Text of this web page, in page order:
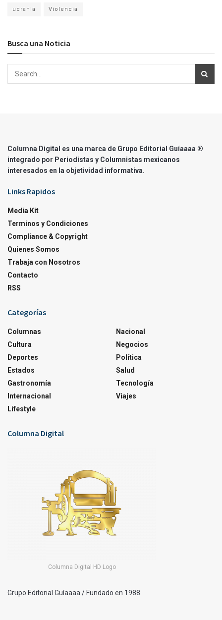
ucrania Violencia
Busca una Noticia
Columna Digital es una marca de Grupo Editorial Guíaaaa ®
integrado por Periodistas y Columnistas mexicanos
interesados en la objetividad informativa.
Links Rapidos
Media Kit
Terminos y Condiciones
Compliance & Copyright
Quienes Somos
Trabaja con Nosotros
Contacto
RSS
Categorías
Columnas
Cultura
Deportes
Estados
Gastronomía
Internacional
Lifestyle
Nacional
Negocios
Política
Salud
Tecnología
Viajes
Columna Digital
Columna Digital HD Logo
Grupo Editorial Guíaaaa / Fundado en 1988.